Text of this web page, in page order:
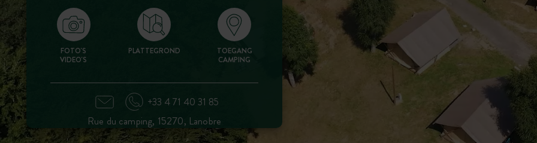
FOTO'S
VIDEO'S
PLATTEGROND
TOEGANG
CAMPING
+33 4 71 40 31 85
Rue du camping, 15270, Lanobre